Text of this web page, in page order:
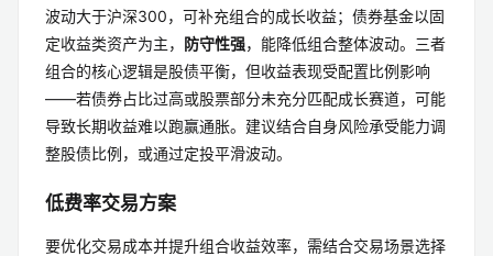
波动大于沪深300，可补充组合的成长收益；债券基金以固
定收益类资产为主， 防守性强，能降低组合整体波动。三者
组合的核心逻辑是股债平衡，但收益表现受配置比例影响
——若债券占比过高或股票部分未充分匹配成长赛道，可能
导致长期收益难以跑赢通胀。建议结合自身风险承受能力调
整股债比例，或通过定投平滑波动。
低费率交易方案
要优化交易成本并提升组合收益效率，需结合交易场景选择